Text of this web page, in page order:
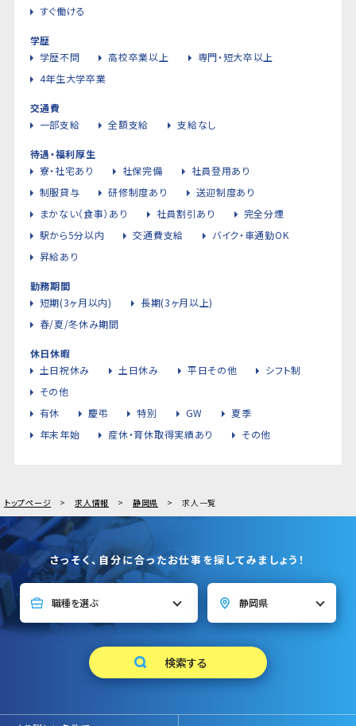
すぐ働ける
学歴
学歴不問
高校卒業以上
専門・短大卒以上
4年生大学卒業
交通費
一部支給
全額支給 支給なし
待遇・福利厚生
寮・社宅あり
社保完備
社員登用あり
制服貸与
研修制度あり
送迎制度あり
まかない（食事）あり
社員割引あり
完全分煙
駅から5分以内
交通費支給
バイク・車通勤OK
昇給あり
勤務期間
短期(3ヶ月以内)
長期(3ヶ月以上)
春/夏/冬休み期間
休日休暇
土日祝休み
土日休み 平日その他
シフト制
その他
有休
慶弔 特別 GW
夏季
年末年始
産休・育休取得実績あり その他
トップページ 求人情報 静岡県 求人一覧
さっそく、自分に合ったお仕事を探してみましょう！